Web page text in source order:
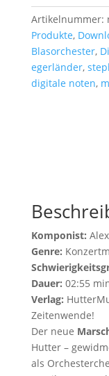
Artikelnummer:
Produkte,
Blasorchester,
egerländer,
digitale noten,
Komponist:
Genre:
Dauer: 02:55
Verlag:
Zeitenwende!
Der neue
Hutter –
als